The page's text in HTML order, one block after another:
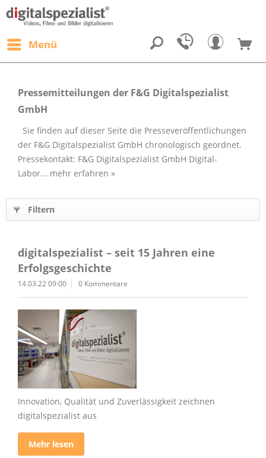
Menü
Pressemitteilungen der F&G Digitalspezialist
GmbH
Sie finden auf dieser Seite die Presseveröffentlichungen
der F&G Digitalspezialist GmbH chronologisch geordnet.
Pressekontakt: F&G Digitalspezialist GmbH Digital-
Labor... mehr erfahren »
Filtern
digitalspezialist – seit 15 Jahren eine
Erfolgsgeschichte
14.03.22 09:00 0 Kommentare
Innovation, Qualität und Zuverlässigkeit zeichnen
digitalspezialist aus
Mehr lesen